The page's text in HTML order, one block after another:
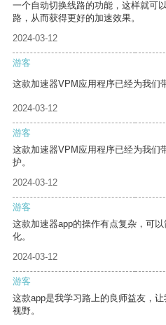
一个自动切换线路的功能，这样就可
路，从而获得更好的加速效果。
2024-03-12
游客
这款加速器VPM应用程序已经为我们
2024-03-12
游客
这款加速器VPM应用程序已经为我们
护。
2024-03-12
游客
这款加速器app的操作有点复杂，可
化。
2024-03-12
游客
这款app是我学习路上的良师益友，
视野。